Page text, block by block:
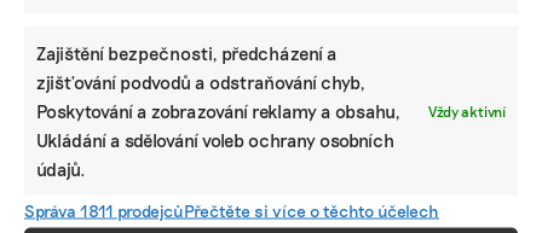
Zajištění bezpečnosti, předcházení a
zjišťování podvodů a odstraňování chyb,
Poskytování a zobrazování reklamy a obsahu,
Ukládání a sdělování voleb ochrany osobních
údajů.
Vždy aktivní
Správa 1811 prodejcůPřečtěte si více o těchto účelech
PRÁCE, KTERÁ ZLEPŠÍ SVĚT
mutualus
Stáž: právnička nebo právník v oblasti
udržitelnosti